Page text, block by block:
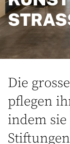
Die
pflegen
indem